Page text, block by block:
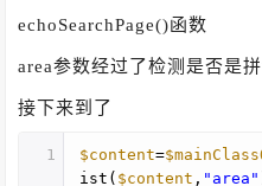
echoSearchPage()函数
area参数经过了检测是否是
接下来到了
1 $content=
ist( $content , "area"